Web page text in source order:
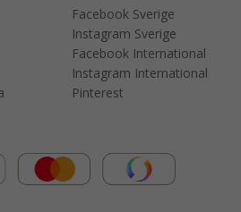
Facebook Sverige
Instagram Sverige
Facebook International
Instagram International
Pinterest